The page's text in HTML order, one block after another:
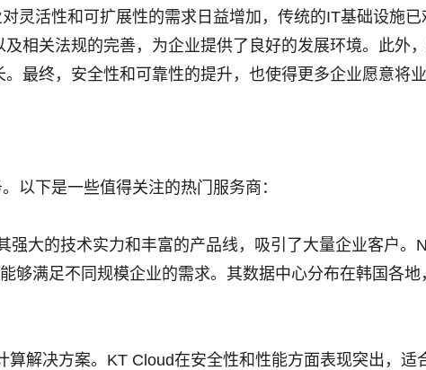
灵活性和可扩展性的需求日益增加，传统的IT基础设施已
相关法规的完善，为企业提供了良好的发展环境。此外
最终，安全性和可靠性的提升，也使得更多企业愿意将
以下是一些值得关注的热门服务商：
大的技术实力和丰富的产品线，吸引了大量企业客户。
够满足不同规模企业的需求。其数据中心分布在韩国各地
解决方案。KT Cloud在安全性和性能方面表现突出，适